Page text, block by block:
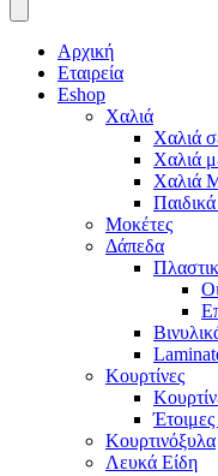
Αρχική
Εταιρεία
Eshop
Χαλιά
Χαλιά
Χαλιά
Χαλιά
Μοκέτες
Δάπεδα
Κουρτίνες
Κουρτινόξυλα
Λευκά Είδη